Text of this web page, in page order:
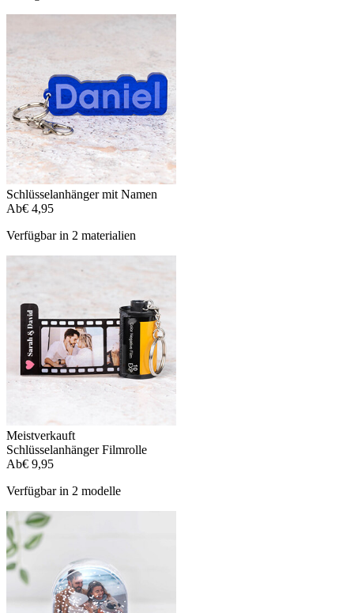
Schlüsselanhänger mit Namen
Ab€ 4,95
Verfügbar in 2 materialien
Meistverkauft
Schlüsselanhänger Filmrolle
Ab€ 9,95
Verfügbar in 2 modelle